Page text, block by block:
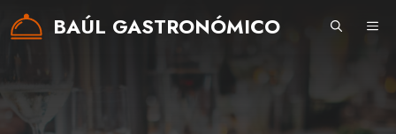
Saltar
BAÚL GASTRONÓMICO